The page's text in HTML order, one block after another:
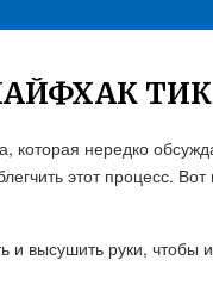
которая нередко
этот процесс. Вот
и высушить руки,